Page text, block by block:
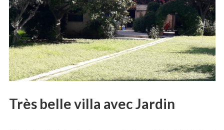
Très belle villa avec Jardin